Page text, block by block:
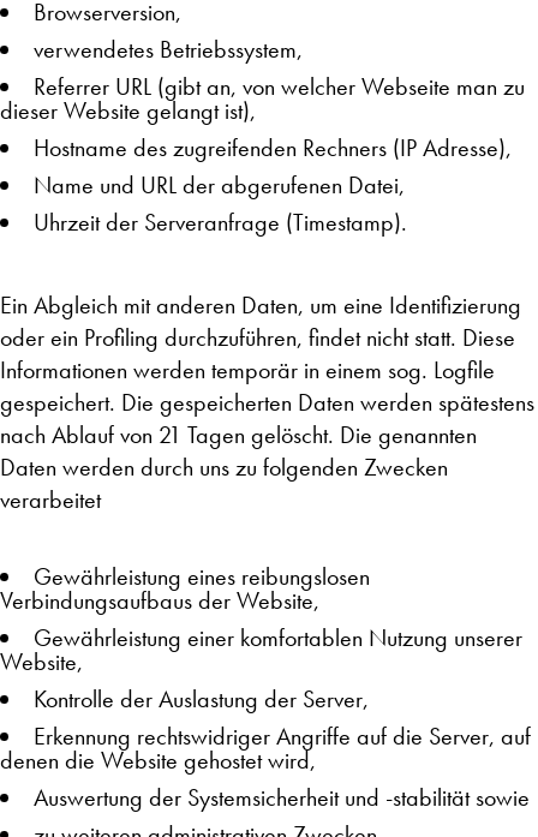
Browserversion,
verwendetes Betriebssystem,
Referrer URL (gibt an, von welcher Webseite man zu
dieser Website gelangt ist),
Hostname des zugreifenden Rechners (IP Adresse),
Name und URL der abgerufenen Datei,
Uhrzeit der Serveranfrage (Timestamp).
Ein Abgleich mit anderen Daten, um eine Identifizierung
oder ein Profiling durchzuführen, findet nicht statt. Diese
Informationen werden temporär in einem sog. Logfile
gespeichert. Die gespeicherten Daten werden spätestens
nach Ablauf von 21 Tagen gelöscht. Die genannten
Daten werden durch uns zu folgenden Zwecken
verarbeitet
Gewährleistung eines reibungslosen
Verbindungsaufbaus der Website,
Gewährleistung einer komfortablen Nutzung unserer
Website,
Kontrolle der Auslastung der Server,
Erkennung rechtswidriger Angriffe auf die Server, auf
denen die Website gehostet wird,
Auswertung der Systemsicherheit und -stabilität sowie